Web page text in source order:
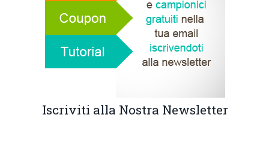
Iscriviti alla Nostra Newsletter